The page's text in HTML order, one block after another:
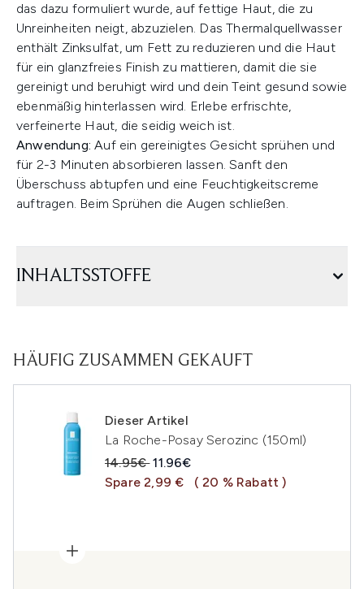
das dazu formuliert wurde, auf fettige Haut, die zu
Unreinheiten neigt, abzuzielen. Das Thermalquellwasser
enthält Zinksulfat, um Fett zu reduzieren und die Haut
für ein glanzfreies Finish zu mattieren, damit die sie
gereinigt und beruhigt wird und dein Teint gesund sowie
ebenmäßig hinterlassen wird. Erlebe erfrischte,
verfeinerte Haut, die seidig weich ist.
Anwendung: Auf ein gereinigtes Gesicht sprühen und
für 2-3 Minuten absorbieren lassen. Sanft den
Überschuss abtupfen und eine Feuchtigkeitscreme
auftragen. Beim Sprühen die Augen schließen.
INHALTSSTOFFE
HÄUFIG ZUSAMMEN GEKAUFT
Dieser Artikel
La Roche-Posay Serozinc (150ml)
Unverbindliche Preisempfehlung:
14.95€Aktueller Preis:
11.96€
Spare 2,99 €
( 20 % Rabatt )